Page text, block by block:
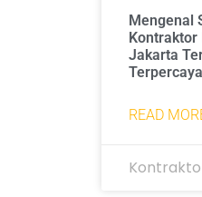
Mengenal
Jakarta
Terpercaya
READ